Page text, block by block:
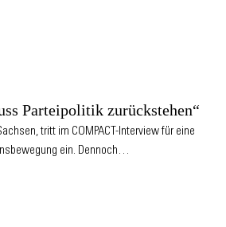
Parteipolitik zurückstehen“
tritt im COMPACT-Interview für eine
ein. Dennoch…